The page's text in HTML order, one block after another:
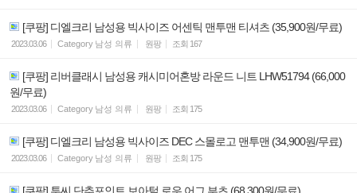
[쿠팡] 디엘크리 남성용 빅사이즈 어센틱 맨투맨 티셔츠 (35,900원/무료)
2023.03.06 Category 남성 의류 원팡 조회 167
[쿠팡] 리버클래시 남성용 캐시미어혼방 라운드 니트 LHW51794 (66,000
원/무료)
2023.03.06 Category 남성 의류 원팡 조회 175
[쿠팡] 디엘크리 남성용 빅사이즈 DEC 스몰로고 맨투맨 (34,900원/무료)
2023.03.06 Category 남성 의류 원팡 조회 175